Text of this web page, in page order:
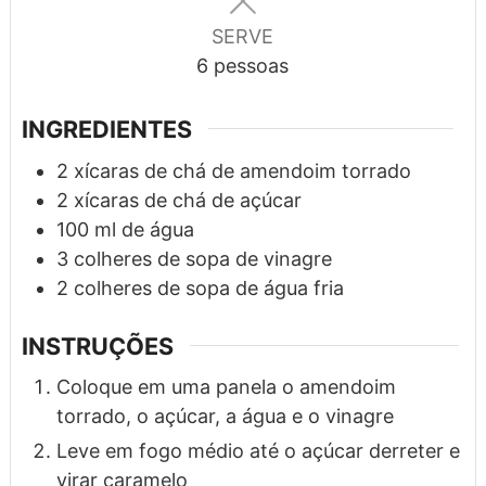
SERVE
6 pessoas
INGREDIENTES
2 xícaras de chá de amendoim torrado
2 xícaras de chá de açúcar
100 ml de água
3 colheres de sopa de vinagre
2 colheres de sopa de água fria
INSTRUÇÕES
Coloque em uma panela o amendoim
torrado, o açúcar, a água e o vinagre
Leve em fogo médio até o açúcar derreter e
virar caramelo